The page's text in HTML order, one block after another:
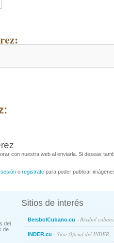
con nuestra web al enviarla. Si deseas
o registrate para poder publicar
del
de
Sitios de interés
BeisbolCubano.cu - Béisbol cubano
INDER.cu - Sitio Oficial del INDER